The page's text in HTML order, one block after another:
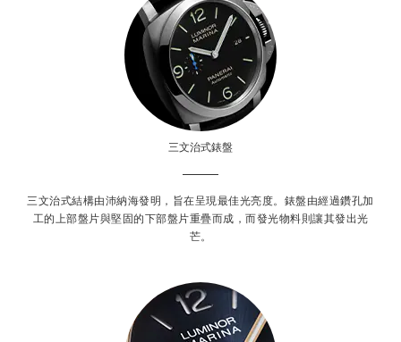
三文治式錶盤
三文治式結構由沛納海發明，旨在呈現最佳光亮度。錶盤由經過鑽孔加
工的上部盤片與堅固的下部盤片重疊而成，而發光物料則讓其發出光
芒。